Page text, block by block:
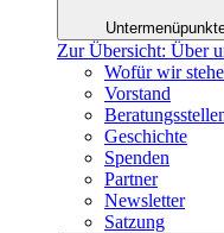
Zur Übersicht: Über
Wofür wir
Vorstand
Geschichte
Spenden
Partner
Newsletter
Satzung